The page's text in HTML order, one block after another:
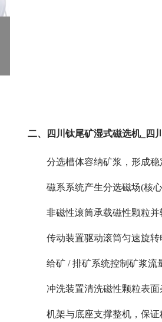
二、四川钛尾矿湿式磁选机_四
分选槽体容纳矿浆，形成
磁系系统产生分选磁场(核
非磁性滚筒承载磁性颗粒
传动装置驱动滚筒匀速旋转
给矿 / 排矿系统控制矿浆流
冲洗装置清洗磁性颗粒表
机架与底座支撑整机，保